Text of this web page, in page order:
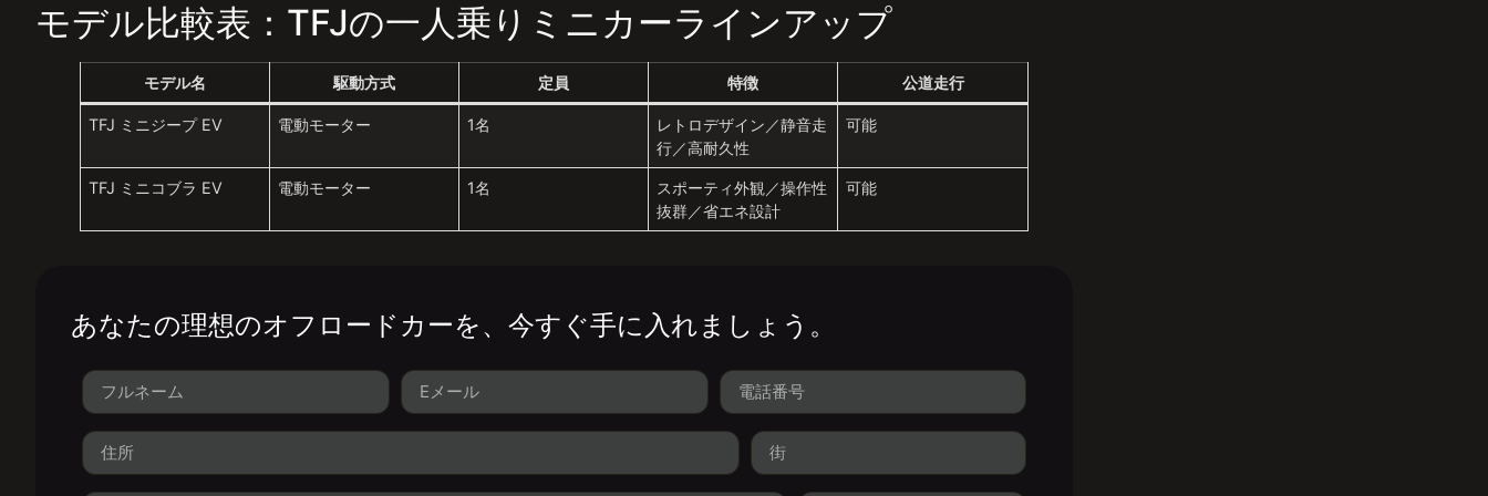
モデル比較表：TFJの一人乗りミニカーラインアップ
モデル名 駆動方式 定員 特徴 公道走行
TFJ ミニジープ EV 電動モーター 1名
レトロデザイン／静音走
行／高耐久性
可能
TFJ ミニコブラ EV 電動モーター 1名
スポーティ外観／操作性
抜群／省エネ設計
可能
あなたの理想のオフロードカーを、今すぐ手に入れましょう。